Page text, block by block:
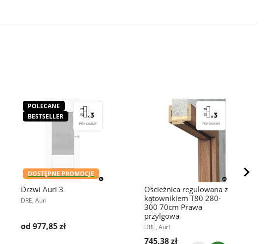
POLECANE
BESTSELLER
DOSTĘPNE PROMOCJE
Drzwi Auri 3
DRE, Auri
od 977,85 zł
Ościeżnica regulowana z
kątownikiem T80 280-
300 70cm Prawa
przylgowa
DRE, Auri
745,38 zł